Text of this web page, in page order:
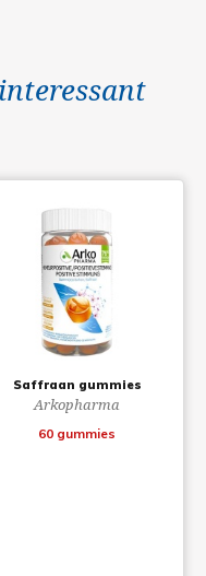
Saffraan gummies
Arkopharma
60 gummies